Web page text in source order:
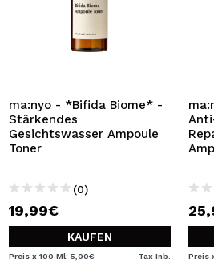
ma:nyo - *Bifida Biome* -
Stärkendes
Gesichtswasser Ampoule
Toner
(0)
19,99€
KAUFEN
Preis x 100 Ml: 5,00€ Tax Inb. Preis